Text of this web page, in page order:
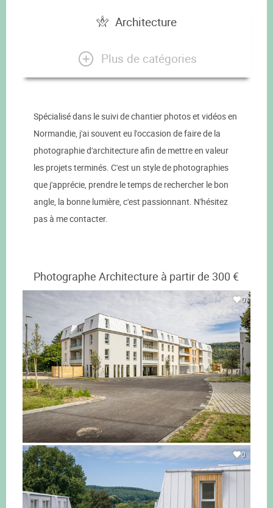
Architecture
Plus de catégories
Spécialisé dans le suivi de chantier photos et vidéos en
Normandie, j'ai souvent eu l'occasion de faire de la
photographie d'architecture afin de mettre en valeur
les projets terminés. C'est un style de photographies
que j'apprécie, prendre le temps de rechercher le bon
angle, la bonne lumière, c'est passionnant. N'hésitez
pas à me contacter.
Photographe Architecture à partir de 300 €
0
0